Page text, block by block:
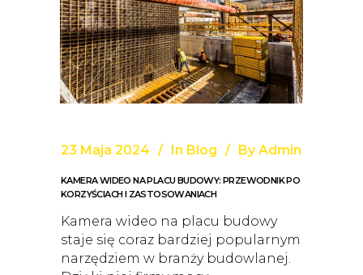
23 Maja 2024 In Blog By Admin
KAMERA WIDEO NA PLACU BUDOWY: PRZEWODNIK PO
KORZYŚCIACH I ZASTOSOWANIACH
Kamera wideo na placu budowy
staje się coraz bardziej popularnym
narzędziem w branży budowlanej.